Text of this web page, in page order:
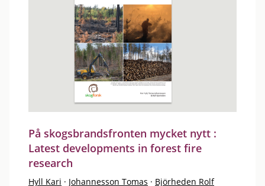
På skogsbrandsfronten mycket nytt :
Latest developments in forest fire
research
Hyll Kari · Johannesson Tomas · Björheden Rolf